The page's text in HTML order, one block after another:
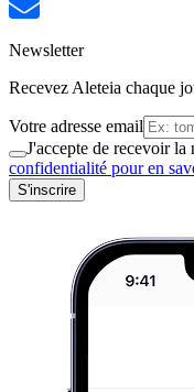
Newsletter
Recevez Aleteia chaque
Votre adresse email
J'accepte de recevoir
confidentialité pour en
S'inscrire